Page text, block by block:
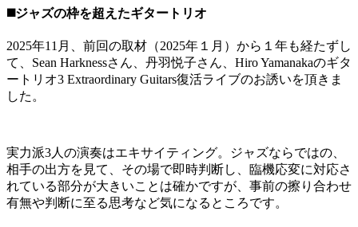
◼️ジャズの枠を超えたギタートリオ
2025年11月、前回の取材（2025年１月）から１年も経たずし
て、Sean Harknessさん、丹羽悦子さん、Hiro Yamanakaのギタ
ートリオ3 Extraordinary Guitars復活ライブのお誘いを頂きま
した。
実力派3人の演奏はエキサイティング。ジャズならではの、
相手の出方を見て、その場で即時判断し、臨機応変に対応さ
れている部分が大きいことは確かですが、事前の擦り合わせ
有無や判断に至る思考など気になるところです。